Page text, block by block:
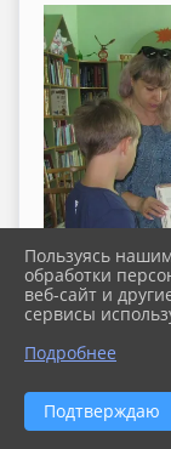
Пользуясь
обработки
веб-сайт и
сервисы
Подробнее
Подтверждаю